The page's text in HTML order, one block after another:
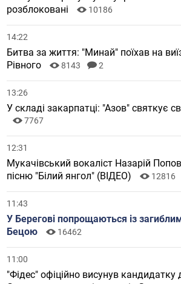
розблоковані
10186
14:22
Битва за життя: "Минай" поїхав на
Рівного
8143 2
13:26
У складі закарпатці: "Азов" святкує
7767
12:31
Мукачівський вокаліст Назарій
пісню "Білий янгол" (ВІДЕО)
12816
11:43
У Берегові попрощаються із
Бецою
16462
11:00
"Фідес" офіційно висунув кандидатку